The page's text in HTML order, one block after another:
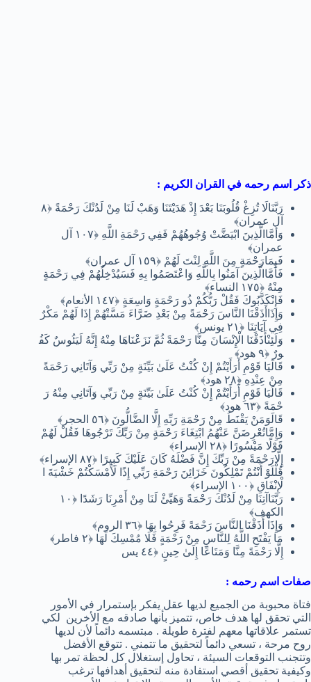
ذكر اسم رحمه في القران الكريم :
رَبَّنَالَا تُزِغْ قُلُوبَنَا بَعْدَ إِذْ هَدَيْتَنَا وَهَبْ لَنَا مِنْ لَدُنْكَ رَحْمَةً ﴿٨
آل عمران﴾
وَأَمَّاالَّذِينَ ابْيَضَّتْ وُجُوهُهُمْ فَفِي رَحْمَةِ اللَّهِ ﴿١٠٧ آل
عمران﴾
فَبِمَارَحْمَةٍ مِنَ اللَّهِ لِنْتَ لَهُمْ ﴿١٥٩ آل عمران﴾
فَأَمَّاالَّذِينَ آمَنُوا بِاللَّهِ وَاعْتَصَمُوا بِهِ فَسَيُدْخِلُهُمْ فِي رَحْمَةٍ
مِنْهُ ﴿١٧٥ النساء﴾
فَإِنْكَذَّبُوكَ فَقُلْ رَبُّكُمْ ذُو رَحْمَةٍ وَاسِعَةٍ ﴿١٤٧ الأنعام﴾
وَإِذَاأَذَقْنَا النَّاسَ رَحْمَةً مِنْ بَعْدِ ضَرَّاءَ مَسَّتْهُمْ إِذَا لَهُمْ مَكْرٌ
فِي آيَاتِنَا ﴿٢١ يونس﴾
وَلَئِنْأَذَقْنَا الْإِنْسَانَ مِنَّا رَحْمَةً ثُمَّ نَزَعْنَاهَا مِنْهُ إِنَّهُ لَيَئُوسٌ كَفُ
ورٌ ﴿٩ هود﴾
قَالَيَا قَوْمِ أَرَأَيْتُمْ إِنْ كُنْتُ عَلَىٰ بَيِّنَةٍ مِنْ رَبِّي وَآتَانِي رَحْمَةً
مِنْ عِنْدِهِ ﴿٢٨ هود﴾
قَالَيَا قَوْمِ أَرَأَيْتُمْ إِنْ كُنْتُ عَلَىٰ بَيِّنَةٍ مِنْ رَبِّي وَآتَانِي مِنْهُ رَ
حْمَةً ﴿٦٣ هود﴾
قَالَوَمَنْ يَقْنَطُ مِنْ رَحْمَةِ رَبِّهِ إِلَّا الضَّالُّونَ ﴿٥٦ الحجر﴾
وَإِمَّاتُعْرِضَنَّ عَنْهُمُ ابْتِغَاءَ رَحْمَةٍ مِنْ رَبِّكَ تَرْجُوهَا فَقُلْ لَهُمْ
قَوْلًا مَيْسُورًا ﴿٢٨ الإسراء﴾
إِلَّارَحْمَةً مِنْ رَبِّكَ إِنَّ فَضْلَهُ كَانَ عَلَيْكَ كَبِيرًا ﴿٨٧ الإسراء﴾
قُلْلَوْ أَنْتُمْ تَمْلِكُونَ خَزَائِنَ رَحْمَةِ رَبِّي إِذًا لَأَمْسَكْتُمْ خَشْيَةَ ا
لْإِنْفَاقِ ﴿١٠٠ الإسراء﴾
رَبَّنَاآتِنَا مِنْ لَدُنْكَ رَحْمَةً وَهَيِّئْ لَنَا مِنْ أَمْرِنَا رَشَدًا ﴿١٠
الكهف﴾
وَإِذَا
أَذَقْنَا النَّاسَ رَحْمَةً فَرِحُوا بِهَا ﴿٣٦ الروم﴾
مَا يَفْتَحِ اللَّهُ لِلنَّاسِ مِنْ رَحْمَةٍ فَلَا مُمْسِكَ لَهَا ﴿٢ فاطر﴾
إِلَّا رَحْمَةً مِنَّا وَمَتَاعًا إِلَىٰ حِينٍ ﴿٤٤ يس
صفات اسم رحمه :
فتاة محبوبة من الجميع لديها عقل يفكر بإستمرار في الأمور
التي تحقق لها هدف خاص، تتميز بأنها صادقه مع الأخرين لكي
تستمر علاقاتها معهم لفترة طويلة . مبتسمه دائماً لأن لديها
روح مرحة ، تسعي دائماً لتحقيق ما تتمني . تتوقع الأفضل
وتتجنب التوقعات السيئة ، تحاول إستغلال كل لحظة تمر بها
وكيفية تحقيق أقصي استفادة منه لتحقيق أهدافها ترغب